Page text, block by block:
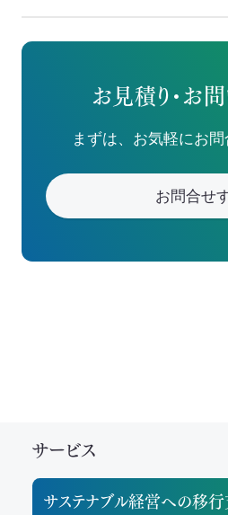
お見積り・お
まずは、お気軽にお問
お問合せ
サービス
サステナブル経営への移